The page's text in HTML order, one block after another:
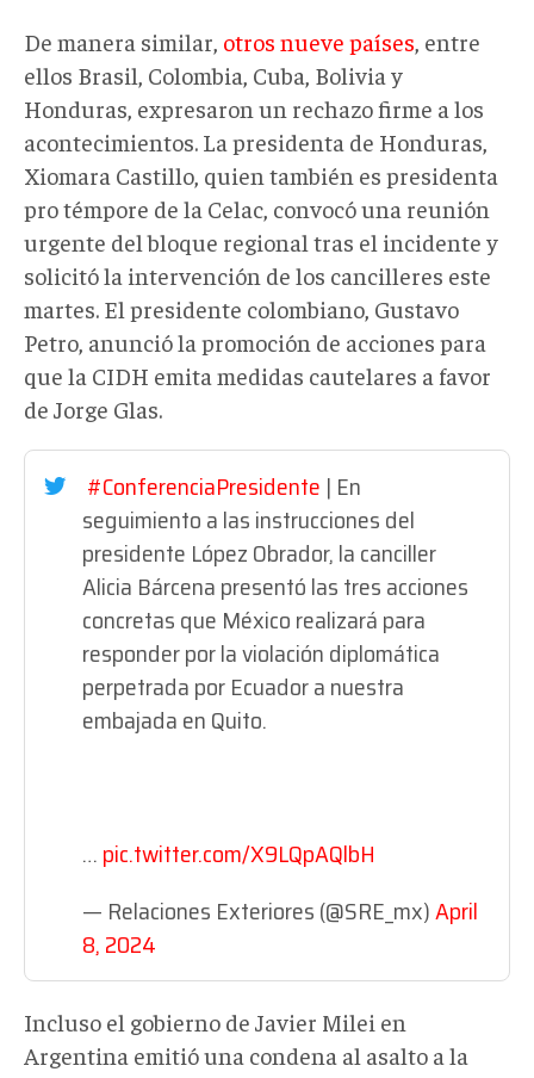
De manera similar, otros nueve países , entre
ellos Brasil, Colombia, Cuba, Bolivia y
Honduras, expresaron un rechazo firme a los
acontecimientos. La presidenta de Honduras,
Xiomara Castillo, quien también es presidenta
pro témpore de la Celac, convocó una reunión
urgente del bloque regional tras el incidente y
solicitó la intervención de los cancilleres este
martes. El presidente colombiano, Gustavo
Petro, anunció la promoción de acciones para
que la CIDH emita medidas cautelares a favor
de Jorge Glas.
#ConferenciaPresidente | En
seguimiento a las instrucciones del
presidente López Obrador, la canciller
Alicia Bárcena presentó las tres acciones
concretas que México realizará para
responder por la violación diplomática
perpetrada por Ecuador a nuestra
embajada en Quito.
…pic.twitter.com/X9LQpAQlbH
— Relaciones Exteriores (@SRE_mx)April
8, 2024
Incluso el gobierno de Javier Milei en
Argentina emitió una condena al asalto a la